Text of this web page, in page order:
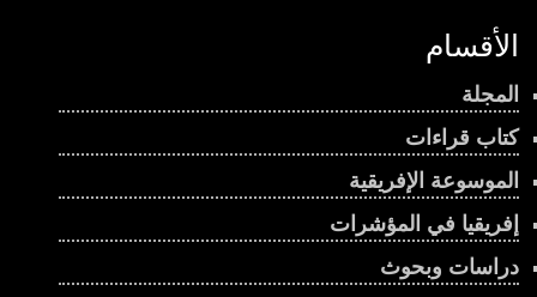
الأقسام
المجلة
كتاب قراءات
الموسوعة الإفريقية
إفريقيا في المؤشرات
دراسات وبحوث